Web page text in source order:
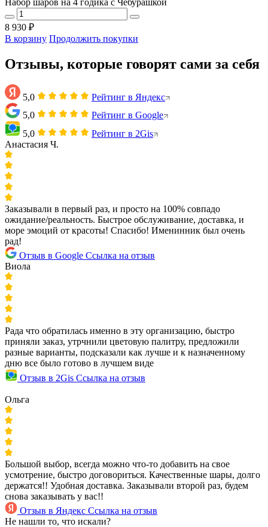
8 930 ₽
В корзину Продолжить покупки
Отзывы, которые говорят сами за себя
5,0
Рейтинг в Яндекс
5,0
Рейтинг в Google
5,0
Рейтинг в 2Gis
Анастасия Ч.
Заказывали в первый раз, и просто на 100% совпадо
ожидание/реальность. Быстрое обслуживание, доставка, и
море эмоций от красоты! Спасибо! Именинник был очень
рад!
Отзыв в Google Ссылка на отзыв
Виола
Рада что обратилась именно в эту организацию, быстро
приняли заказ, утрчнили цветовую палитру, предложили
разные варианты, подсказали как лучше и к назначенному
дню все было готово в лучшем виде
Отзыв в 2Gis Ссылка на отзыв
Ольга
Большой выбор, всегда можно что-то добавить на свое
усмотрение, быстро договориться. Качественные шары, долго
держатся!! Удобная доставка. Заказывали второй раз, будем
снова заказывать у вас!!
Отзыв в Яндекс Ссылка на отзыв
Не нашли то, что искали?